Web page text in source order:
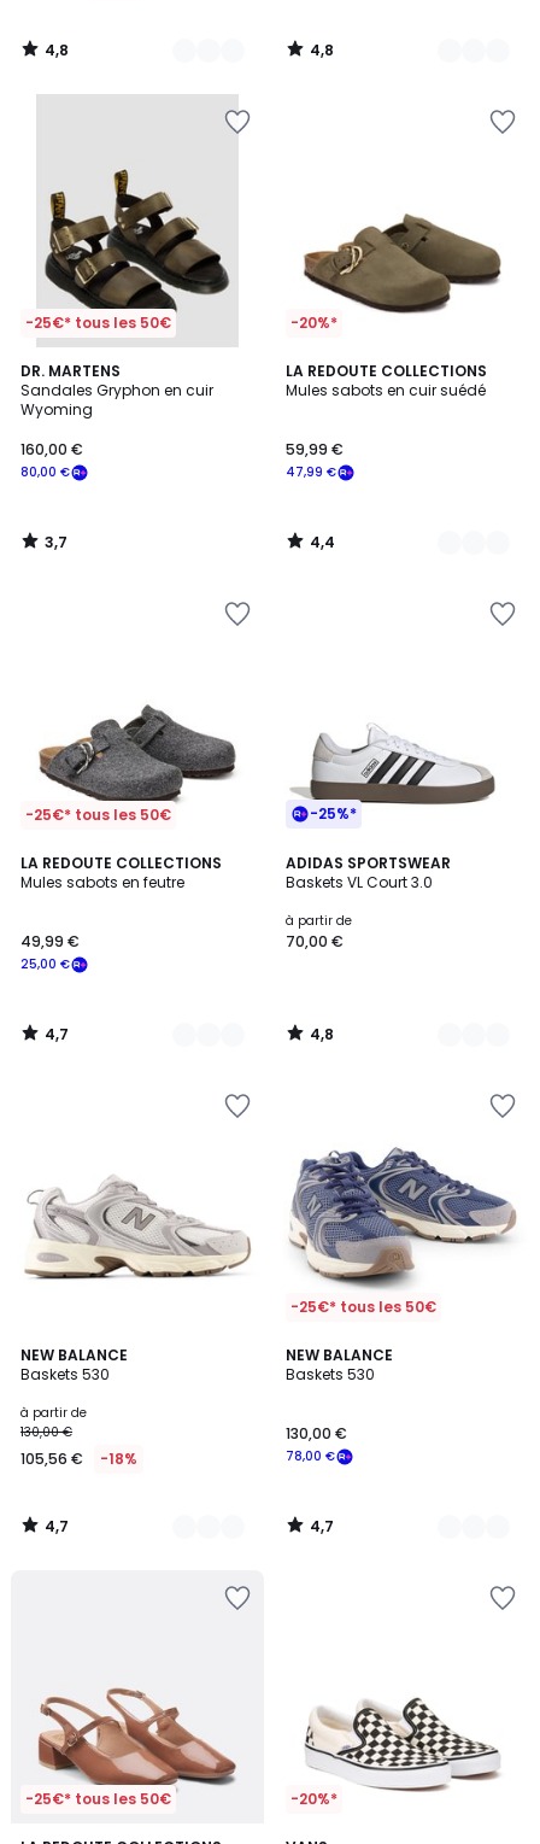
4,8
/
4,8
/
-25€* tous les 50€
DR. MARTENS
Sandales Gryphon en cuir
Wyoming
80,00 €
160,00 €
3,7
/ 5
3,7
/
-20%*
LA REDOUTE COLLECTIONS
Mules sabots en cuir suédé
47,99 €
59,99 €
4,4
/ 5
2
Couleurs
4,4
/
-25€* tous les 50€
LA REDOUTE COLLECTIONS
Mules sabots en feutre
25,00 €
49,99 €
4,7
/ 5
2
Couleurs
4,7
/
-25%*
ADIDAS SPORTSWEAR
Baskets VL Court 3.0
à partir de
70,00 €
4,8
/ 5
5
Couleurs
4,8
/
NEW BALANCE
Baskets 530
à partir de
130,00 €
105,56 € -18%
4,7
/ 5
5
Couleurs
4,7
/
-25€* tous les 50€
NEW BALANCE
Baskets 530
78,00 €
130,00 €
4,7
/ 5
3
Couleurs
4,7
/
-25€* tous les 50€ -20%*